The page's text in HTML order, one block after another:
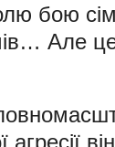
бою
Але
агресії